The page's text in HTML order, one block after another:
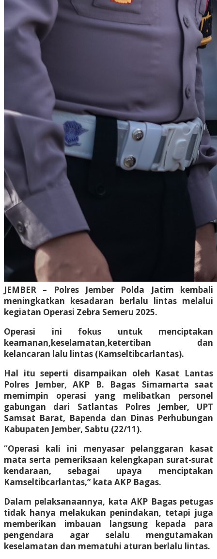
JEMBER – Polres Jember Polda Jatim kembali
meningkatkan kesadaran berlalu lintas melalui
kegiatan Operasi Zebra Semeru 2025.
Operasi ini fokus untuk menciptakan
keamanan,keselamatan,ketertiban dan
kelancaran lalu lintas (Kamseltibcarlantas).
Hal itu seperti disampaikan oleh Kasat Lantas
Polres Jember, AKP B. Bagas Simamarta saat
memimpin operasi yang melibatkan personel
gabungan dari Satlantas Polres Jember, UPT
Samsat Barat, Bapenda dan Dinas Perhubungan
Kabupaten Jember, Sabtu (22/11).
“Operasi kali ini menyasar pelanggaran kasat
mata serta pemeriksaan kelengkapan surat-surat
kendaraan, sebagai upaya menciptakan
Kamseltibcarlantas,” kata AKP Bagas.
Dalam pelaksanaannya, kata AKP Bagas petugas
tidak hanya melakukan penindakan, tetapi juga
memberikan imbauan langsung kepada para
pengendara agar selalu mengutamakan
keselamatan dan mematuhi aturan berlalu lintas.